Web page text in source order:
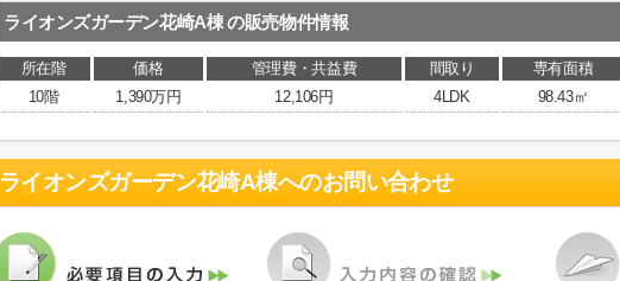
ライオンズガーデン花崎A棟 の販売物件情報
所在階 価格 管理費・共益費 間取り 専有面積
10階
1,390万円 12,106円 4LDK 98.43㎡
ライオンズガーデン花崎A棟へのお問い合わせ